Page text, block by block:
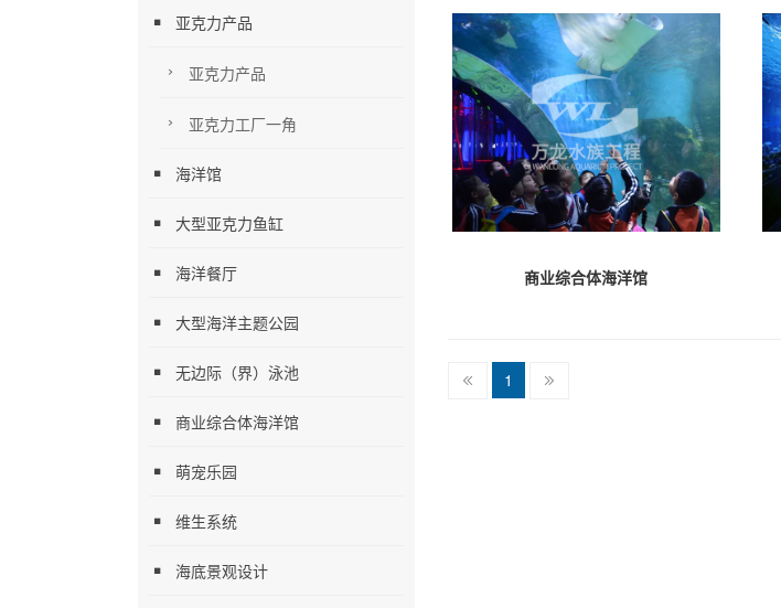
亚克力产品
亚克力产品
亚克力工厂一角
海洋馆
大型亚克力鱼缸
海洋餐厅
大型海洋主题公园
无边际（界）泳池
商业综合体海洋馆
萌宠乐园
维生系统
海底景观设计
商业综合体海洋馆
1